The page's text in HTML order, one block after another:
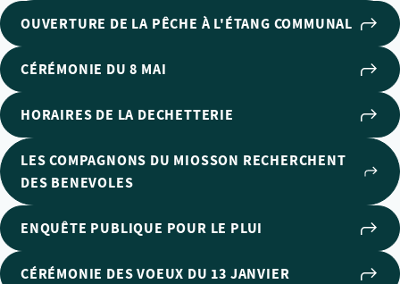
OUVERTURE DE LA PÊCHE À L'ÉTANG COMMUNAL
CÉRÉMONIE DU 8 MAI
HORAIRES DE LA DECHETTERIE
LES COMPAGNONS DU MIOSSON RECHERCHENT
DES BENEVOLES
ENQUÊTE PUBLIQUE POUR LE PLUI
CÉRÉMONIE DES VOEUX DU 13 JANVIER